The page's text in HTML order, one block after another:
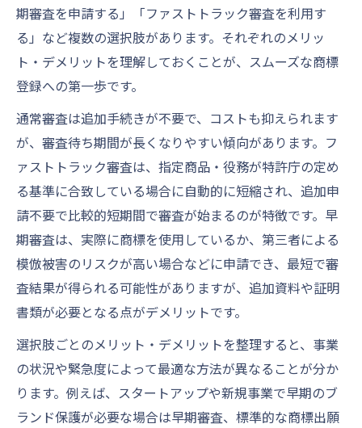
期審査を申請する」「ファストトラック審査を利用す
る」など複数の選択肢があります。それぞれのメリッ
ト・デメリットを理解しておくことが、スムーズな商標
登録への第一歩です。
通常審査は追加手続きが不要で、コストも抑えられます
が、審査待ち期間が長くなりやすい傾向があります。フ
ァストトラック審査は、指定商品・役務が特許庁の定め
る基準に合致している場合に自動的に短縮され、追加申
請不要で比較的短期間で審査が始まるのが特徴です。早
期審査は、実際に商標を使用しているか、第三者による
模倣被害のリスクが高い場合などに申請でき、最短で審
査結果が得られる可能性がありますが、追加資料や証明
書類が必要となる点がデメリットです。
選択肢ごとのメリット・デメリットを整理すると、事業
の状況や緊急度によって最適な方法が異なることが分か
ります。例えば、スタートアップや新規事業で早期のブ
ランド保護が必要な場合は早期審査、標準的な商標出願